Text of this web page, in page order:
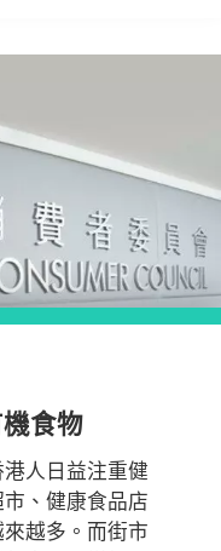
食物
人日益注重健
、健康食品店
越多。而街市